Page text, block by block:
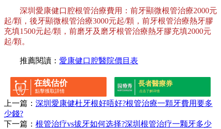
深圳愛康健口腔根管治療費用：前牙顯微根管治療2000元
起/顆，後牙顯微根管治療3000元起/顆，前牙根管治療熱牙膠
充填1500元起/顆，前磨牙及磨牙根管治療熱牙膠充填2000元
起/顆。
推薦閱讀： 愛康健口腔醫院價目表
在线估价
點擊獲取詳情
長者醫療券
点击了解详情
上一篇： 深圳愛康健杜牙根好唔好?根管治療一顆牙費用要多
少錢?
下一篇： 根管治疗vs拔牙如何选择?深圳根管治疗一颗牙多少